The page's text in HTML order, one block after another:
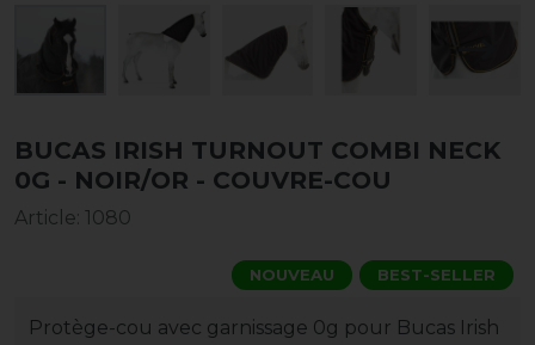
BUCAS IRISH TURNOUT COMBI NECK
0G - NOIR/OR - COUVRE-COU
Article: 1080
NOUVEAU BEST-SELLER
Protège-cou avec garnissage 0g pour Bucas Irish